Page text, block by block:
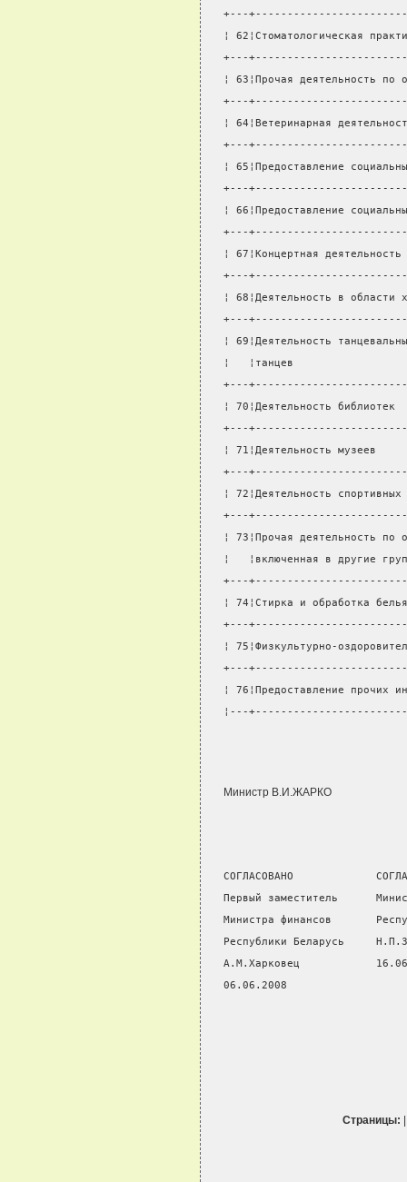
+---
¦
+---
¦ 63¦Прочая деятельность
+---
¦ 64¦Ветеринарная
+---
¦ 65¦Предоставление
+---
¦ 66¦Предоставление
+---
¦ 67¦Концертная
+---
¦ 68¦Деятельность в
+---
¦ 69¦Деятельность
¦   ¦танцев
+---
¦ 70¦Деятельность
+---
¦ 71¦Деятельность
+---
¦ 72¦Деятельность
+---
¦ 73¦Прочая деятельность
¦   ¦включенная в
+---
¦ 74¦Стирка и обработка
+---
¦ 75¦Физкультурно-
+---
¦ 76¦Предоставление
¦---
Министр В.И.ЖАРКО
СОГЛАСОВАНО
Первый заместитель
Министра финансов
Республики Беларусь
А.М.Харковец
06.06.2008
Страницы: